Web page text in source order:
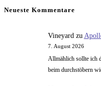
Starships
Neueste Kommentare
Vineyard zu
7. August 2026
Allmählich sollte ich
beim durchstöbern